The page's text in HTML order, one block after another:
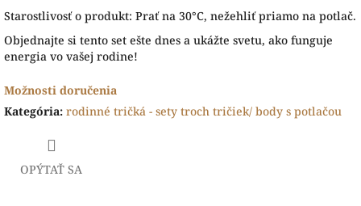
Starostlivosť o produkt: Prať na 30°C, nežehliť priamo na potlač.
Objednajte si tento set ešte dnes a ukážte svetu, ako funguje
energia vo vašej rodine!
Možnosti doručenia
Kategória: rodinné tričká - sety troch tričiek/ body s potlačou
OPÝTAŤ SA